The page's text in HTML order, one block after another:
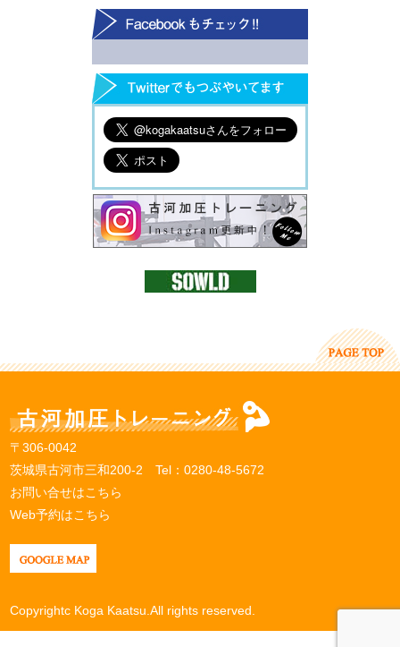
〒306-0042
茨城県古河市三和200-2 Tel：0280-48-5672
お問い合せはこちら
Web予約はこちら
Copyrightc Koga Kaatsu.All rights reserved.